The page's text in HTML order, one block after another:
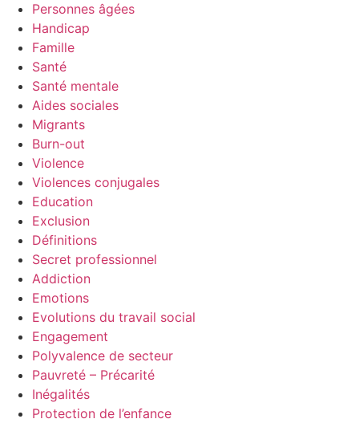
Personnes âgées
Handicap
Famille
Santé
Santé mentale
Aides sociales
Migrants
Burn-out
Violence
Violences conjugales
Education
Exclusion
Définitions
Secret professionnel
Addiction
Emotions
Evolutions du travail social
Engagement
Polyvalence de secteur
Pauvreté – Précarité
Inégalités
Protection de l’enfance